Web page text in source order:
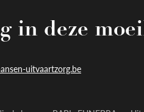
in deze
uitvaartzorg.be